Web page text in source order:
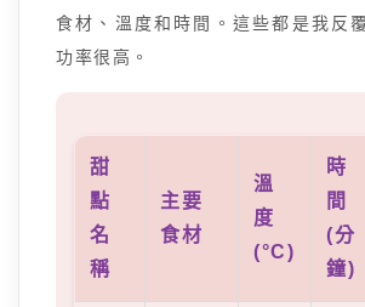
食材、溫度和時間。這些都是我反
功率很高。
甜
點
名
稱
主要
食材
溫
度
(°C)
時
間
(分
鐘)